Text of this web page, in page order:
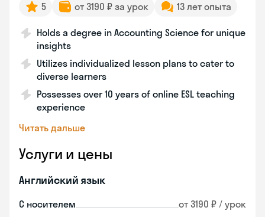
5 от 3190 ₽ за урок 13 лет опыта
Holds a degree in Accounting Science for unique
insights
Utilizes individualized lesson plans to cater to
diverse learners
Possesses over 10 years of online ESL teaching
experience
Читать дальше
Услуги и цены
Английский язык
С носителем от 3190 ₽ / урок